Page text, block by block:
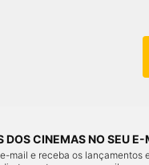
DOS CINEMAS NO SEU
mail e receba os lançamentos